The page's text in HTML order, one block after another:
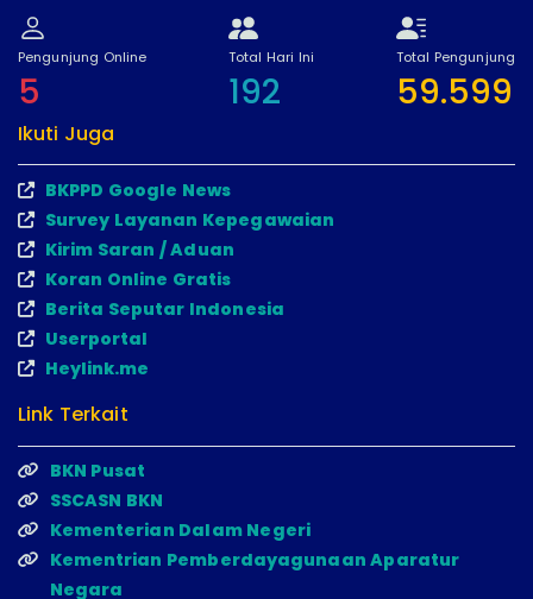
Pengunjung Online
5
Total Hari Ini
192
Total Pengunjung
59.599
Ikuti Juga
BKPPD Google News
Survey Layanan Kepegawaian
Kirim Saran / Aduan
Koran Online Gratis
Berita Seputar Indonesia
Userportal
Heylink.me
Link Terkait
BKN Pusat
SSCASN BKN
Kementerian Dalam Negeri
Kementrian Pemberdayagunaan Aparatur
Negara